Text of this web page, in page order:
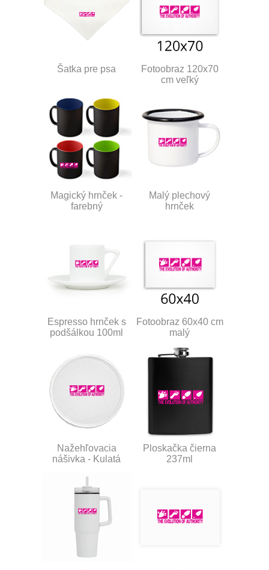
Šatka pre psa
Fotoobraz 120x70
cm veľký
Magický hrnček -
farebný
Malý plechový
hrnček
Espresso hrnček s
podšálkou 100ml
Fotoobraz 60x40 cm
malý
Nažehľovacia
nášivka - Kulatá
Ploskačka čierna
237ml